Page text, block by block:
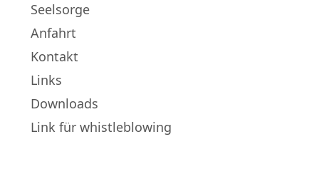
Seelsorge
Anfahrt
Kontakt
Links
Downloads
Link für whistleblowing